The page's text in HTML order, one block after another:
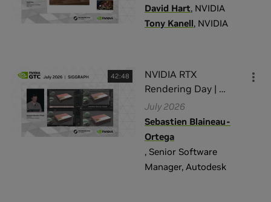
David Hart, NVIDIA
Tony Kanell, NVIDIA
42:48
NVIDIA RTX
Rendering Day | …
July 2026
Sebastien Blaineau-
Ortega
, Senior Software
Manager, Autodesk